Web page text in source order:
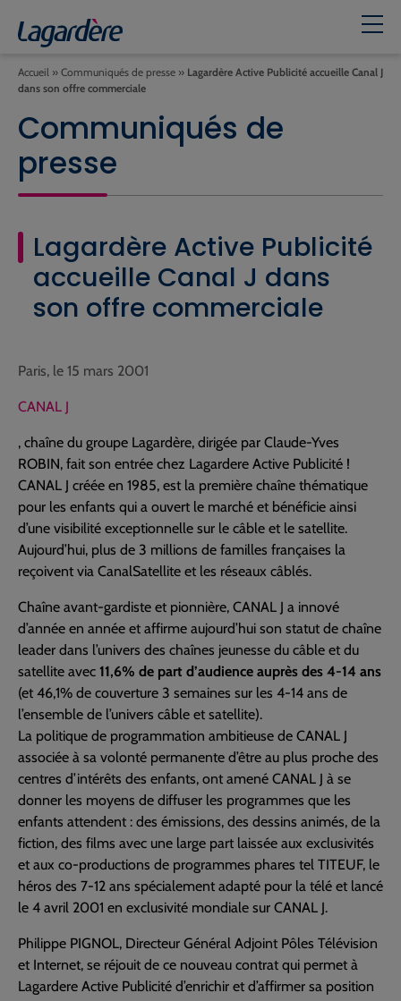
Accueil » Communiqués de presse » Lagardère Active Publicité accueille Canal J
dans son offre commerciale
Communiqués de
presse
Lagardère Active Publicité
accueille Canal J dans
son offre commerciale
Paris, le 15 mars 2001
CANAL J
, chaîne du groupe Lagardère, dirigée par Claude-Yves
ROBIN, fait son entrée chez Lagardere Active Publicité !
CANAL J créée en 1985, est la première chaîne thématique
pour les enfants qui a ouvert le marché et bénéficie ainsi
d’une visibilité exceptionnelle sur le câble et le satellite.
Aujourd’hui, plus de 3 millions de familles françaises la
reçoivent via CanalSatellite et les réseaux câblés.
Chaîne avant-gardiste et pionnière, CANAL J a innové
d’année en année et affirme aujourd’hui son statut de chaîne
leader dans l’univers des chaînes jeunesse du câble et du
satellite avec 11,6% de part d’audience auprès des 4-14 ans
(et 46,1% de couverture 3 semaines sur les 4-14 ans de
l’ensemble de l’univers câble et satellite).
La politique de programmation ambitieuse de CANAL J
associée à sa volonté permanente d’être au plus proche des
centres d’intérêts des enfants, ont amené CANAL J à se
donner les moyens de diffuser les programmes que les
enfants attendent : des émissions, des dessins animés, de la
fiction, des films avec une large part laissée aux exclusivités
et aux co-productions de programmes phares tel TITEUF, le
héros des 7-12 ans spécialement adapté pour la télé et lancé
le 4 avril 2001 en exclusivité mondiale sur CANAL J.
Philippe PIGNOL, Directeur Général Adjoint Pôles Télévision
et Internet, se réjouit de ce nouveau contrat qui permet à
Lagardere Active Publicité d’enrichir et d’affirmer sa position